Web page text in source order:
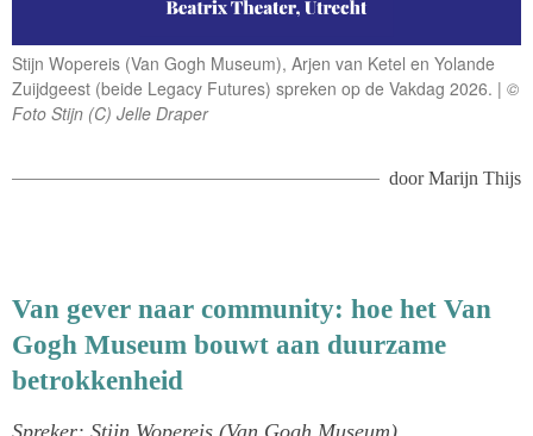
Stijn Wopereis (Van Gogh Museum), Arjen van Ketel en Yolande
Zuijdgeest (beide Legacy Futures) spreken op de Vakdag 2026.
©
Foto Stijn (C) Jelle Draper
doorMarijn Thijs
Van gever naar community: hoe het Van
Gogh Museum bouwt aan duurzame
betrokkenheid
Spreker: Stijn Wopereis (Van Gogh Museum)